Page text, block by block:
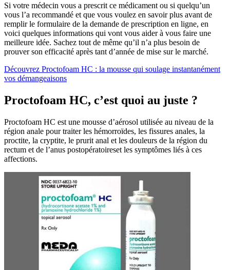
Si votre médecin vous a prescrit ce médicament ou si quelqu’un
vous l’a recommandé et que vous voulez en savoir plus avant de
remplir le formulaire de la demande de prescription en ligne, en
voici quelques informations qui vont vous aider à vous faire une
meilleure idée. Sachez tout de même qu’il n’a plus besoin de
prouver son efficacité après tant d’année de mise sur le marché.
Découvrez Proctofoam HC : la mousse qui soulage instantanément
vos démangeaisons
Proctofoam HC, c’est quoi au juste ?
Proctofoam HC est une mousse d’aérosol utilisée au niveau de la
région anale pour traiter les hémorroïdes, les fissures anales, la
proctite, la cryptite, le prurit anal et les douleurs de la région du
rectum et de l’anus postopératoireset les symptômes liés à ces
affections.